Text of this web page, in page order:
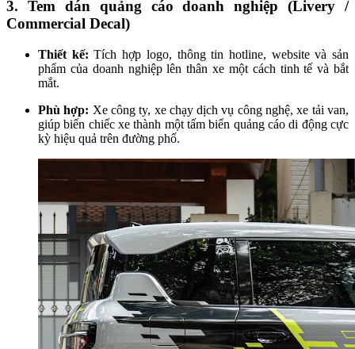
3. Tem dán quảng cáo doanh nghiệp (Livery /
Commercial Decal)
Thiết kế: Tích hợp logo, thông tin hotline, website và sản
phẩm của doanh nghiệp lên thân xe một cách tinh tế và bắt
mắt.
Phù hợp: Xe công ty, xe chạy dịch vụ công nghệ, xe tải van,
giúp biến chiếc xe thành một tấm biển quảng cáo di động cực
kỳ hiệu quả trên đường phố.